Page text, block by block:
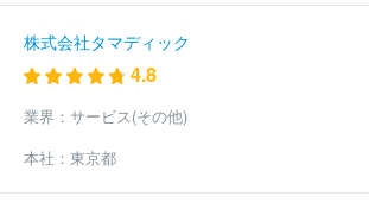
株式会社タマディック
4.8
業界： サービス(その他)
本社： 東京都